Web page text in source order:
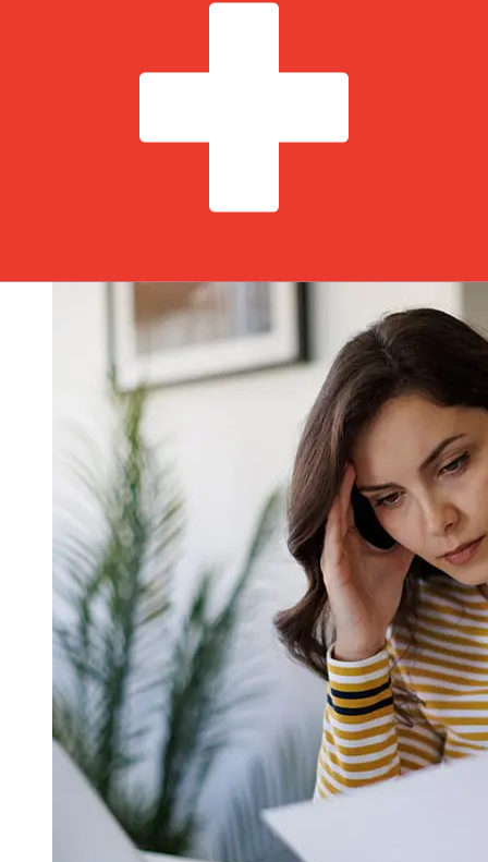
Les délais de livraison pour les transferts internationaux
transaction. En général, les virements bancaires